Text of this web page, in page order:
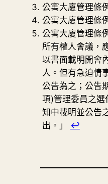
公寓大廈管理條
公寓大廈管理條
公寓大廈管理條
所有權人會議，
以書面載明開會
人。但有急迫情
公告為之；公告
項)管理委員之選
知中載明並公告
出。」 ↩︎